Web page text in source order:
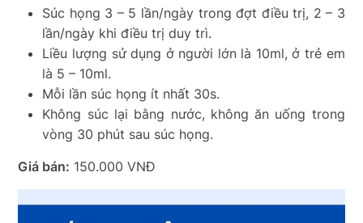
Súc họng 3 – 5 lần/ngày trong đợt điều trị, 2 – 3
lần/ngày khi điều trị duy trì.
Liều lượng sử dụng ở người lớn là 10ml, ở trẻ em
là 5 – 10ml.
Mỗi lần súc họng ít nhất 30s.
Không súc lại bằng nước, không ăn uống trong
vòng 30 phút sau súc họng.
Giá bán: 150.000 VNĐ